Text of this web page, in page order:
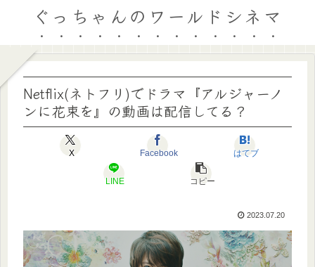
ぐっちゃんのワールドシネマ
Netflix(ネトフリ)でドラマ『アルジャーノ
ンに花束を』の動画は配信してる？
X Facebook はてブ
LINE コピー
2023.07.20